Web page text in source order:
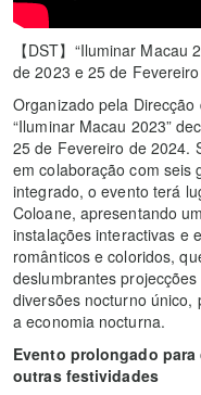
【DST】“Iluminar
de 2023 e 25 de
Organizado pela
“Iluminar Macau 2023”
25 de Fevereiro de 2024.
em colaboração com seis
integrado, o evento terá
Coloane, apresentando
instalações interactivas e
românticos e coloridos,
deslumbrantes
diversões nocturno
a economia nocturna.
Evento prolongado
outras festividades